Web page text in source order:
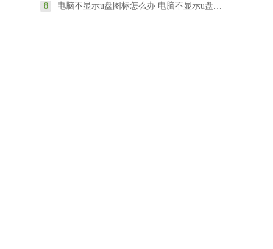
8 电脑不显示u盘图标怎么办 电脑不显示u盘怎么设置